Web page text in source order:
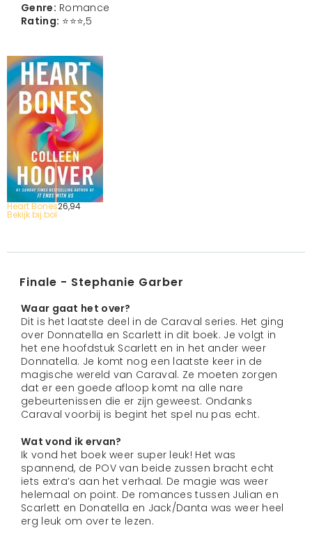
Genre: Romance
Rating: ⭐️⭐️⭐️,5
Heart Bones26,94
Bekijk bij bol
Finale - Stephanie Garber
Waar gaat het over?
Dit is het laatste deel in de Caraval series. Het ging
over Donnatella en Scarlett in dit boek. Je volgt in
het ene hoofdstuk Scarlett en in het ander weer
Donnatella. Je komt nog een laatste keer in de
magische wereld van Caraval. Ze moeten zorgen
dat er een goede afloop komt na alle nare
gebeurtenissen die er zijn geweest. Ondanks
Caraval voorbij is begint het spel nu pas echt.
Wat vond ik ervan?
Ik vond het boek weer super leuk! Het was
spannend, de POV van beide zussen bracht echt
iets extra’s aan het verhaal. De magie was weer
helemaal on point. De romances tussen Julian en
Scarlett en Donatella en Jack/Danta was weer heel
erg leuk om over te lezen.